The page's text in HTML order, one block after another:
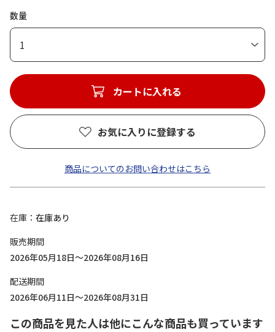
数量
1
カートに入れる
お気に入りに登録する
商品についてのお問い合わせはこちら
在庫
在庫あり
販売期間
2026年05月18日～2026年08月16日
配送期間
2026年06月11日～2026年08月31日
この商品を見た人は他にこんな商品も買っています